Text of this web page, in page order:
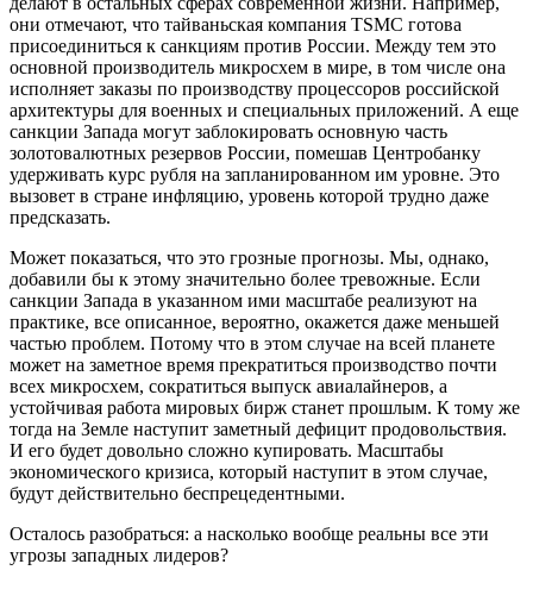
они отмечают, что тайваньская компания TSMC готова
присоединиться к санкциям против России. Между тем это
основной производитель микросхем в мире, в том числе она
исполняет заказы по производству процессоров российской
архитектуры для военных и специальных приложений. А еще
санкции Запада могут заблокировать основную часть
золотовалютных резервов России, помешав Центробанку
удерживать курс рубля на запланированном им уровне. Это
вызовет в стране инфляцию, уровень которой трудно даже
предсказать.
Может показаться, что это грозные прогнозы. Мы, однако,
добавили бы к этому значительно более тревожные. Если
санкции Запада в указанном ими масштабе реализуют на
практике, все описанное, вероятно, окажется даже меньшей
частью проблем. Потому что в этом случае на всей планете
может на заметное время прекратиться производство почти
всех микросхем, сократиться выпуск авиалайнеров, а
устойчивая работа мировых бирж станет прошлым. К тому же
тогда на Земле наступит заметный дефицит продовольствия.
И его будет довольно сложно купировать. Масштабы
экономического кризиса, который наступит в этом случае,
будут действительно беспрецедентными.
Осталось разобраться: а насколько вообще реальны все эти
угрозы западных лидеров?